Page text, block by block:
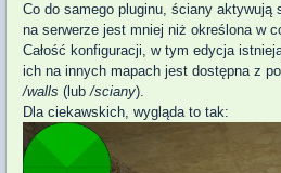
Co do samego pluginu, ściany aktywują
na serwerze jest mniej niż określona w
Całość konfiguracji, w tym edycja
ich na innych mapach jest dostępna z
/walls (lub/sciany).
Dla ciekawskich, wygląda to tak: